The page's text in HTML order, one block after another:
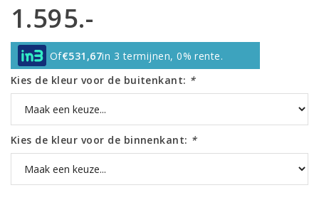
1.595.-
Of€531,67in 3 termijnen, 0% rente.
Kies de kleur voor de buitenkant: *
Kies de kleur voor de binnenkant: *